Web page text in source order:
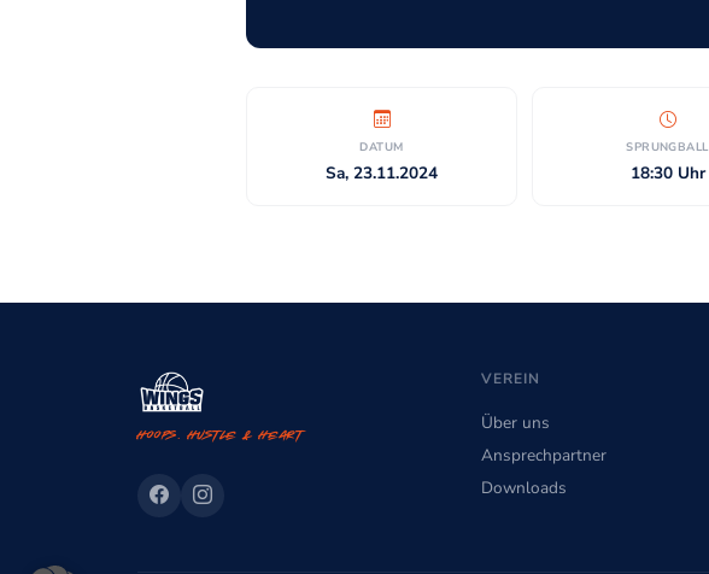
DATUM
Sa, 23.11.2024
SPRUNGBALL
18:30 Uhr
Hoops. Hustle & Heart
VEREIN
Über uns
Ansprechpartner
Downloads